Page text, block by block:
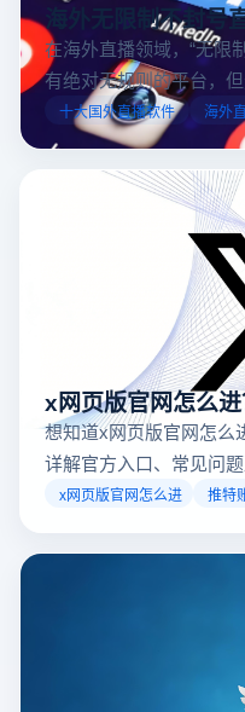
海外无限制不封号
在海外直播领域，“无
有绝对无规则的平台，
业工具规避风险，能显
台，并结合云登多开浏
十大国外直播软件 海外
x网页版官网怎么
想知道x网页版官网怎么
详解官方入口、常见问
访问方案，助你稳定登
x网页版官网怎么进 推特